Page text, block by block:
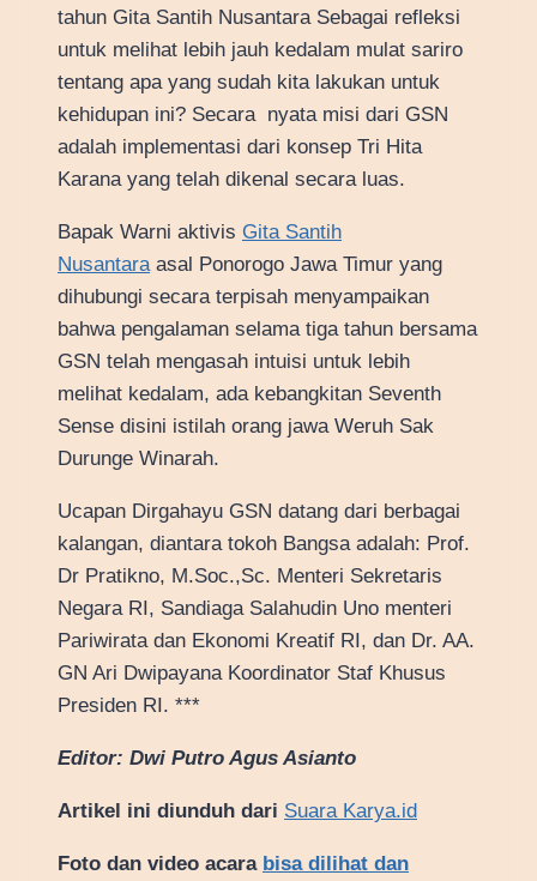
tahun Gita Santih Nusantara Sebagai refleksi
untuk melihat lebih jauh kedalam mulat sariro
tentang apa yang sudah kita lakukan untuk
kehidupan ini? Secara nyata misi dari GSN
adalah implementasi dari konsep Tri Hita
Karana yang telah dikenal secara luas.
Bapak Warni aktivis Gita Santih
Nusantara asal Ponorogo Jawa Timur yang
dihubungi secara terpisah menyampaikan
bahwa pengalaman selama tiga tahun bersama
GSN telah mengasah intuisi untuk lebih
melihat kedalam, ada kebangkitan Seventh
Sense disini istilah orang jawa Weruh Sak
Durunge Winarah.
Ucapan Dirgahayu GSN datang dari berbagai
kalangan, diantara tokoh Bangsa adalah: Prof.
Dr Pratikno, M.Soc.,Sc. Menteri Sekretaris
Negara RI, Sandiaga Salahudin Uno menteri
Pariwirata dan Ekonomi Kreatif RI, dan Dr. AA.
GN Ari Dwipayana Koordinator Staf Khusus
Presiden RI. ***
Editor: Dwi Putro Agus Asianto
Artikel ini diunduh dari Suara Karya.id
Foto dan video acara bisa dilihat dan